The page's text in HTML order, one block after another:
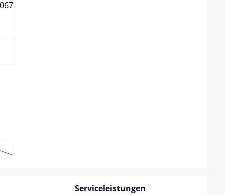
nicht verfügbar.)
Option ist zurzeit nicht verfügbar.)
Serviceleistungen